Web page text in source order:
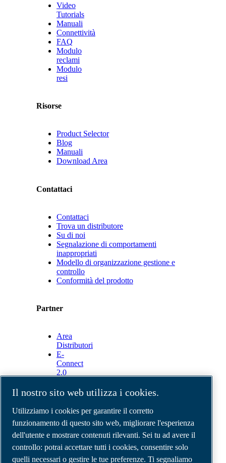
Video
Tutorials
Manuali
Connettività
FAQ
Modulo
reclami
Modulo
resi
Risorse
Product Selector
Blog
Manuali
Download Area
Contattaci
Contattaci
Trova un distributore
Su di noi
Segnalazione di comportamenti
inappropriati
Modello di organizzazione gestione e
controllo
Conformità del prodotto
Partner
Area
Distributori
E-
Connect
2.0
Portal
Media
Gallery
©2026 Compressori d'aria ABAC
Note legali e privacy
Modulo resi
Il nostro sito web utilizza i cookies.
Utilizziamo i cookies per garantire il corretto
funzionamento di questo sito web, migliorare l'esperienza
dell'utente e mostrare contenuti rilevanti. Sei tu ad avere il
controllo: potrai accettare tutti i cookies, consentire solo
quelli necessari o gestire le tue preferenze. Ti segnaliamo